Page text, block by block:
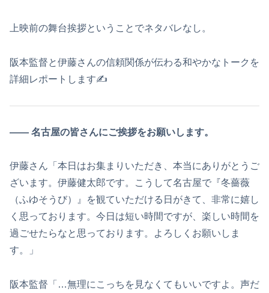
上映前の舞台挨拶ということでネタバレなし。
阪本監督と伊藤さんの信頼関係が伝わる和やかなトークを
詳細レポートします✍
―― 名古屋の皆さんにご挨拶をお願いします。
伊藤さん「本日はお集まりいただき、本当にありがとうご
ざいます。伊藤健太郎です。こうして名古屋で『冬薔薇
（ふゆそうび）』を観ていただける日がきて、非常に嬉し
く思っております。今日は短い時間ですが、楽しい時間を
過ごせたらなと思っております。よろしくお願いしま
す。」
阪本監督「…無理にこっちを見なくてもいいですよ。声だ